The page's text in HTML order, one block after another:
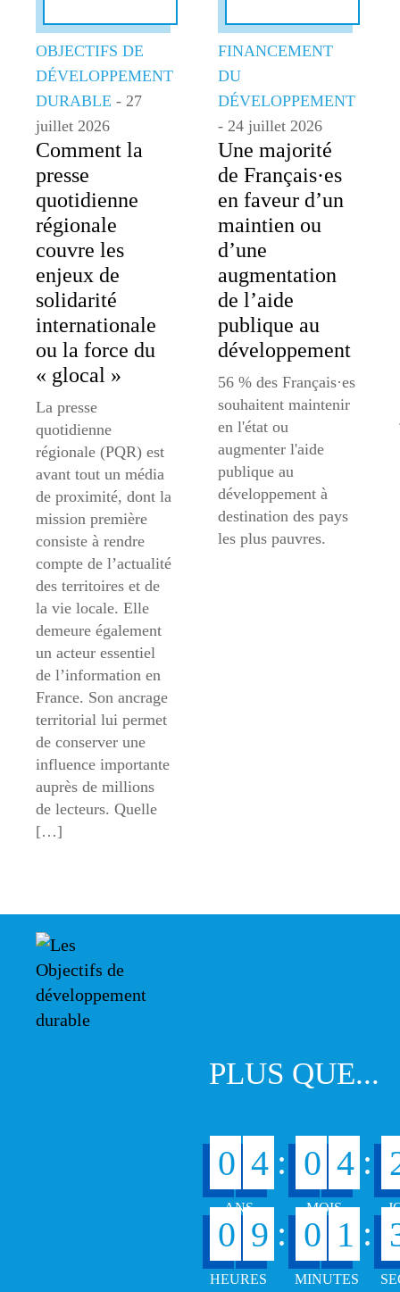
OBJECTIFS DE
DÉVELOPPEMENT
DURABLE - 27
juillet 2026
Comment la
presse
quotidienne
régionale
couvre les
enjeux de
solidarité
internationale
ou la force du
« glocal »
La presse
quotidienne
régionale (PQR) est
avant tout un média
de proximité, dont la
mission première
consiste à rendre
compte de l’actualité
des territoires et de
la vie locale. Elle
demeure également
un acteur essentiel
de l’information en
France. Son ancrage
territorial lui permet
de conserver une
influence importante
auprès de millions
de lecteurs. Quelle
[…]
FINANCEMENT
DU
DÉVELOPPEMENT
- 24 juillet 2026
Une majorité
de Français·es
en faveur d’un
maintien ou
d’une
augmentation
de l’aide
publique au
développement
56 % des Français·es
souhaitent maintenir
en l'état ou
augmenter l'aide
publique au
développement à
destination des pays
les plus pauvres.
PLUS QUE...
0 4 : 0 4 :
0 9 : 0 1 :